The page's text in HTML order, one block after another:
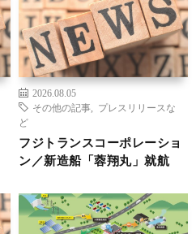
2026.08.05
その他の記事
プレスリリースな
ど
フジトランスコーポレーショ
ン／新造船「蓉翔丸」就航